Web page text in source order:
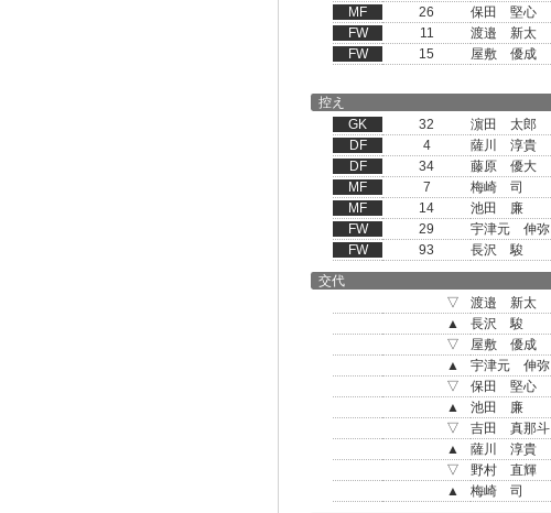
MF
26
保田 堅心
FW
11
渡邉 新太
FW
15 屋敷 優成
控え
GK
32
濵田 太郎
DF
4
薩川 淳貴
DF
34
藤原 優大
MF
7
梅崎 司
MF
14
池田 廉
FW
29
宇津元 伸弥
FW
93 長沢 駿
交代
▽
渡邉 新太
▲
長沢 駿
▽
屋敷 優成
▲
宇津元 伸弥
▽
保田 堅心
▲
池田 廉
▽
吉田 真那斗
▲
薩川 淳貴
▽
野村 直輝
▲
梅崎 司